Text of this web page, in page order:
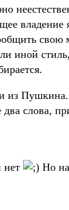
свою
иной
из
слова,
нет
Но